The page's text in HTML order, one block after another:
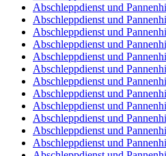
Abschleppdienst und
Abschleppdienst und
Abschleppdienst und
Abschleppdienst und
Abschleppdienst und
Abschleppdienst und
Abschleppdienst und
Abschleppdienst und
Abschleppdienst und
Abschleppdienst und
Abschleppdienst und
Abschleppdienst und